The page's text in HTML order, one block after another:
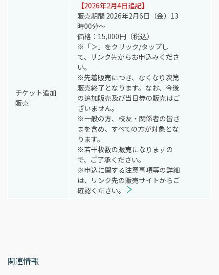
チケット追加
販売
【2026年2月4日追記】
販売期間 2026年2月6日（金）13
時00分～
価格：15,000円（税込）
※「＞」をクリック/タップし
て、リンク先からお申込みくださ
い。
※先着販売につき、なくなり次第
販売終了となります。なお、今後
の追加販売及び当日券の販売はご
ざいません。
※一般の方、校友・関係者の皆さ
まを含め、すべての方が対象とな
ります。
※若干枚数の販売になりますの
で、ご了承ください。
※申込に関する注意事項等の詳細
は、リンク先の販売サイトからご
確認ください。
関連情報